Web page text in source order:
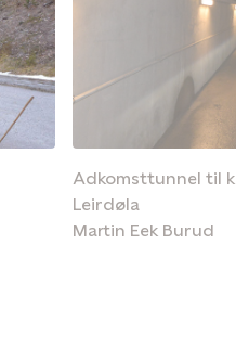
Adkomsttunnel til
Leirdøla
Martin Eek Burud